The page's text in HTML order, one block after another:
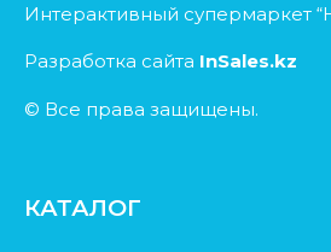
Интерактивный супермаркет
Разработка сайта InSales.kz
© Все права защищены.
КАТАЛОГ